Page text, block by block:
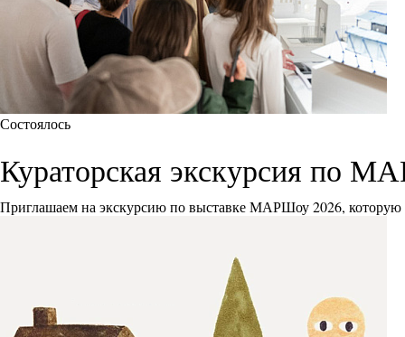
Состоялось
Кураторская экскурсия по
Приглашаем на экскурсию по выставке МАРШоу 2026, которую